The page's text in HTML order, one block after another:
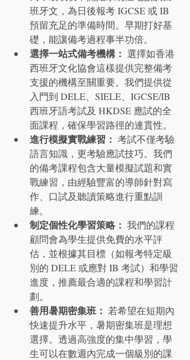
班牙文，為日後報考 IGCSE 或 IB
預留充足的準備時間。早期打好基
礎，能讓備考過程事半功倍。
選擇一站式備考機構： 選擇如香港
西班牙文化協會這樣提供完整備考
支援的機構至關重要。我們提供從
入門到 DELE、SIELE、IGCSE/IB
西班牙語考試及 HKDSE 應試的全
面課程，確保學習路徑的連貫性。
進行模擬實戰練習： 考試不僅考驗
語言知識，更考驗應試技巧。我們
的備考課程包含大量模擬試題和實
戰練習，由經驗豐富的導師針對寫
作、口試及聽讀策略進行重點訓
練。
制定個性化學習策略： 我們的課程
顧問會為學生提供免費的水平評
估，並根據其目標（如報考特定級
別的 DELE 或應對 IB 考試）和學習
進度，推薦最合適的課程和學習計
劃。
善用暑期密集班： 若希望在短期內
快速提升水平，暑期密集班是理想
選擇。透過高強度的集中學習，學
生可以在數週內完成一個級別的課